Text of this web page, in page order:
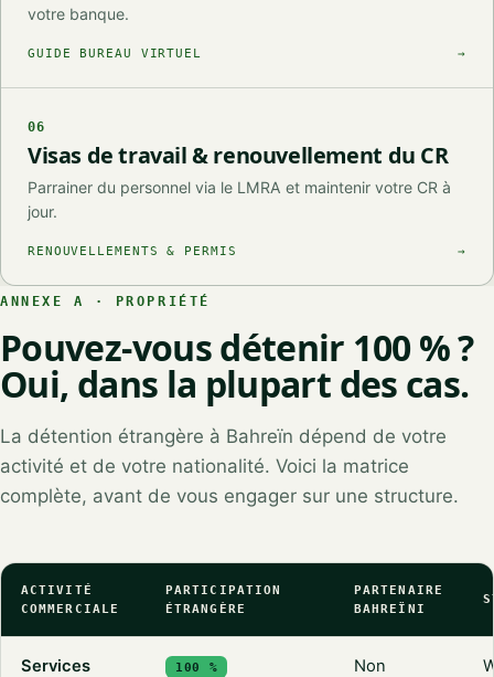
votre banque.
GUIDE BUREAU VIRTUEL →
06
Visas de travail & renouvellement du CR
Parrainer du personnel via le LMRA et maintenir votre CR à
jour.
RENOUVELLEMENTS & PERMIS →
ANNEXE A · PROPRIÉTÉ
Pouvez-vous détenir 100 % ?
Oui, dans la plupart des cas.
La détention étrangère à Bahreïn dépend de votre
activité et de votre nationalité. Voici la matrice
complète, avant de vous engager sur une structure.
ACTIVITÉ
COMMERCIALE
PARTICIPATION
ÉTRANGÈRE
PARTENAIRE
BAHREÏNI
Services 100 % Non